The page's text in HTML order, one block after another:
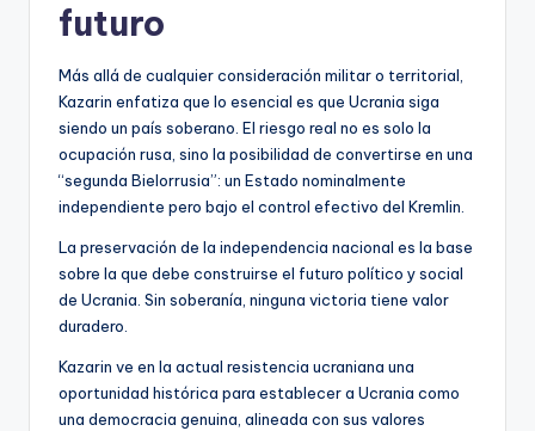
futuro
Más allá de cualquier consideración militar o territorial,
Kazarin enfatiza que lo esencial es que Ucrania siga
siendo un país soberano. El riesgo real no es solo la
ocupación rusa, sino la posibilidad de convertirse en una
“segunda Bielorrusia”: un Estado nominalmente
independiente pero bajo el control efectivo del Kremlin.
La preservación de la independencia nacional es la base
sobre la que debe construirse el futuro político y social
de Ucrania. Sin soberanía, ninguna victoria tiene valor
duradero.
Kazarin ve en la actual resistencia ucraniana una
oportunidad histórica para establecer a Ucrania como
una democracia genuina, alineada con sus valores